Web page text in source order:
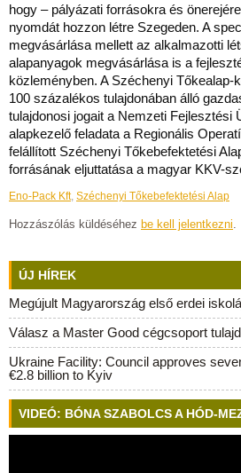
hogy – pályázati forrásokra és
nyomdát hozzon létre Szegeden. A
megvásárlása mellett az alkalmazotti
alapanyagok megvásárlása is a
közleményben. A Széchenyi Tőkealap-
100 százalékos tulajdonában álló
tulajdonosi jogait a Nemzeti Fejlesztési
alapkezelő feladata a Regionális
felállított Széchenyi Tőkebefektetési
forrásának eljuttatása a magyar KKV-
Eno-Pack Kft, Széchenyi Tőkebefektetési Alap
Hozzászólás küldéséhez be kell jelentkezni.
ÚJ HÍREK
Megújult Magyarország első erdei
Válasz a Master Good cégcsoport
Ukraine Facility: Council approves
€2.8 billion to Kyiv
VIDEÓ: BÓNA SZABOLCS A HÓD-